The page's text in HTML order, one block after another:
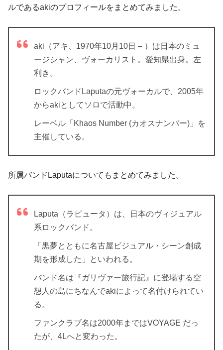
ルであるakiのプロフィールをまとめてみました。
aki（アキ、1970年10月10日 – ）は日本のミュ
ージシャン、ヴォーカリスト。愛知県出身。左
利き。
ロックバンドLaputaの元ヴォーカルで、2005年
からakiとしてソロで活動中。
レーベル「Khaos Number (カオスナンバー)」を
主催している。
所属バンドLaputaについてもまとめてみました。
Laputa（ラピュータ）は、日本のヴィジュアル
系ロックバンド。
「黒夢とともに名古屋ビジュアル・シーン創成
期を形成した」といわれる。
バンド名は『ガリヴァー旅行記』に登場する空
想人の島にちなんでakiによって名付けられてい
る。
ファンクラブ名は2000年まではVOYAGE だっ
たが、4Lへと変わった。